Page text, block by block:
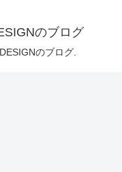
のブログ
のブログ.